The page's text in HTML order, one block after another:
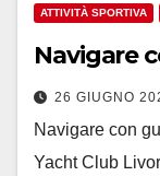
ATTIVITÀ SPORTIVA
Navigare
26 GIUGNO
Navigare con
Yacht Club